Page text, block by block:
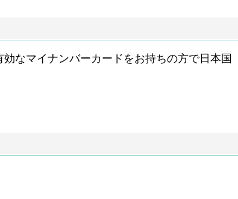
なマイナンバーカードをお持ちの方で日本国